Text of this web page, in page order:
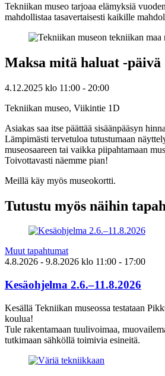
Tekniikan museo tarjoaa elämyksiä
mahdollistaa tasavertaisesti kaikille
Maksa mitä haluat -päivä
4.12.2025 klo 11:00 - 20:00
Tekniikan museo, Viikintie 1D
Asiakas saa itse päättää sisäänpääsyn
Lämpimästi tervetuloa tutustumaan
museosaareen tai vaikka piipahtamaan
Toivottavasti näemme pian!
Meillä käy myös museokortti.
Tutustu myös näihin
Muut tapahtumat
4.8.2026 - 9.8.2026 klo 11:00 - 17:00
Kesäohjelma 2.6.–11.8.2026
Kesällä Tekniikan museossa testataan
koulua!
Tule rakentamaan tuulivoimaa,
tutkimaan sähköllä toimivia esineitä.